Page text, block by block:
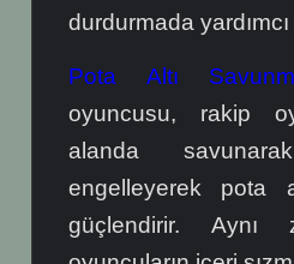
durdurmada yardımcı
Pota Altı
oyuncusu, rakip
alanda
engelleyerek pota
güçlendirir. Aynı